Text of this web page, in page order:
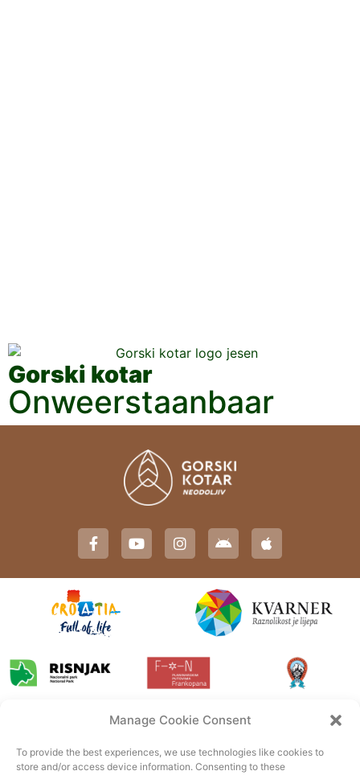
Manage Cookie Consent
To provide the best experiences, we use technologies like cookies to
store and/or access device information. Consenting to these
Gorski kotar
Onweerstaanbaar